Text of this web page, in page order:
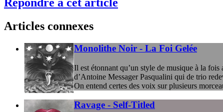
Répondre à cet article
Articles connexes
Monolithe Noir - La Foi Gelée
Il est étonnant qu’un style de musique à la
d’Antoine Messager Pasqualini qui de trio
On entend certes des voix sur plusieurs
Ravage - Self-Titled